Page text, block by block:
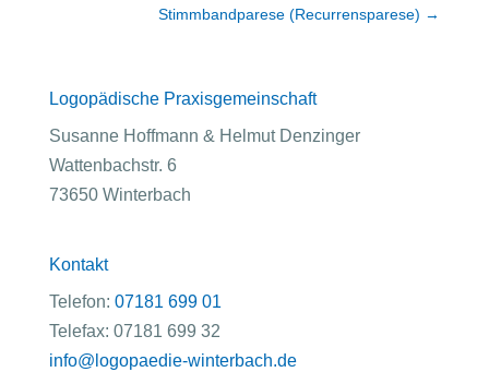
Stimmbandparese (Recurrensparese) →
Logopädische Praxisgemeinschaft
Susanne Hoffmann & Helmut Denzinger
Wattenbachstr. 6
73650 Winterbach
Kontakt
Telefon: 07181 699 01
Telefax: 07181 699 32
info@logopaedie-winterbach.de